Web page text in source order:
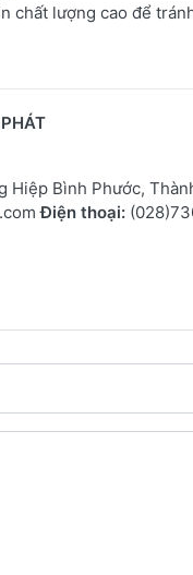
chất lượng cao để
Hiệp Bình Phước,
Điện thoại: